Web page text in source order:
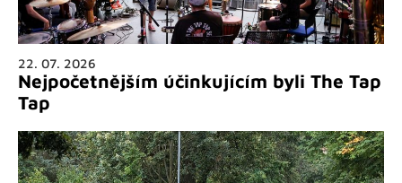
22. 07. 2026
Nejpočetnějším účinkujícím byli The Tap
Tap